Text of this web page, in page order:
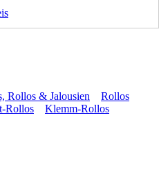
Rollos & Jalousien
Rollos
Rollos
Klemm-Rollos